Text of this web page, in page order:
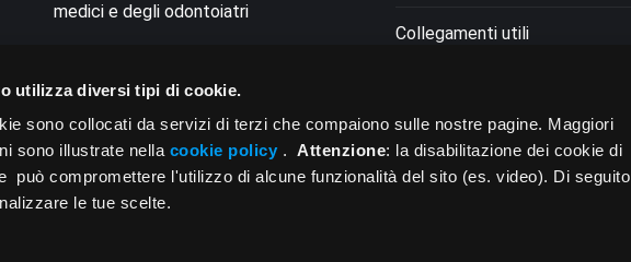
utilizza diversi tipi di cookie.
sono collocati da servizi di terzi che compaiono sulle nostre pagine. Maggiori
sono illustrate nella cookie policy .Attenzione: la disabilitazione dei cookie di
può compromettere l'utilizzo di alcune funzionalità del sito (es. video). Di seguito
le tue scelte.
medici e degli odontoiatri
Collegamenti utili